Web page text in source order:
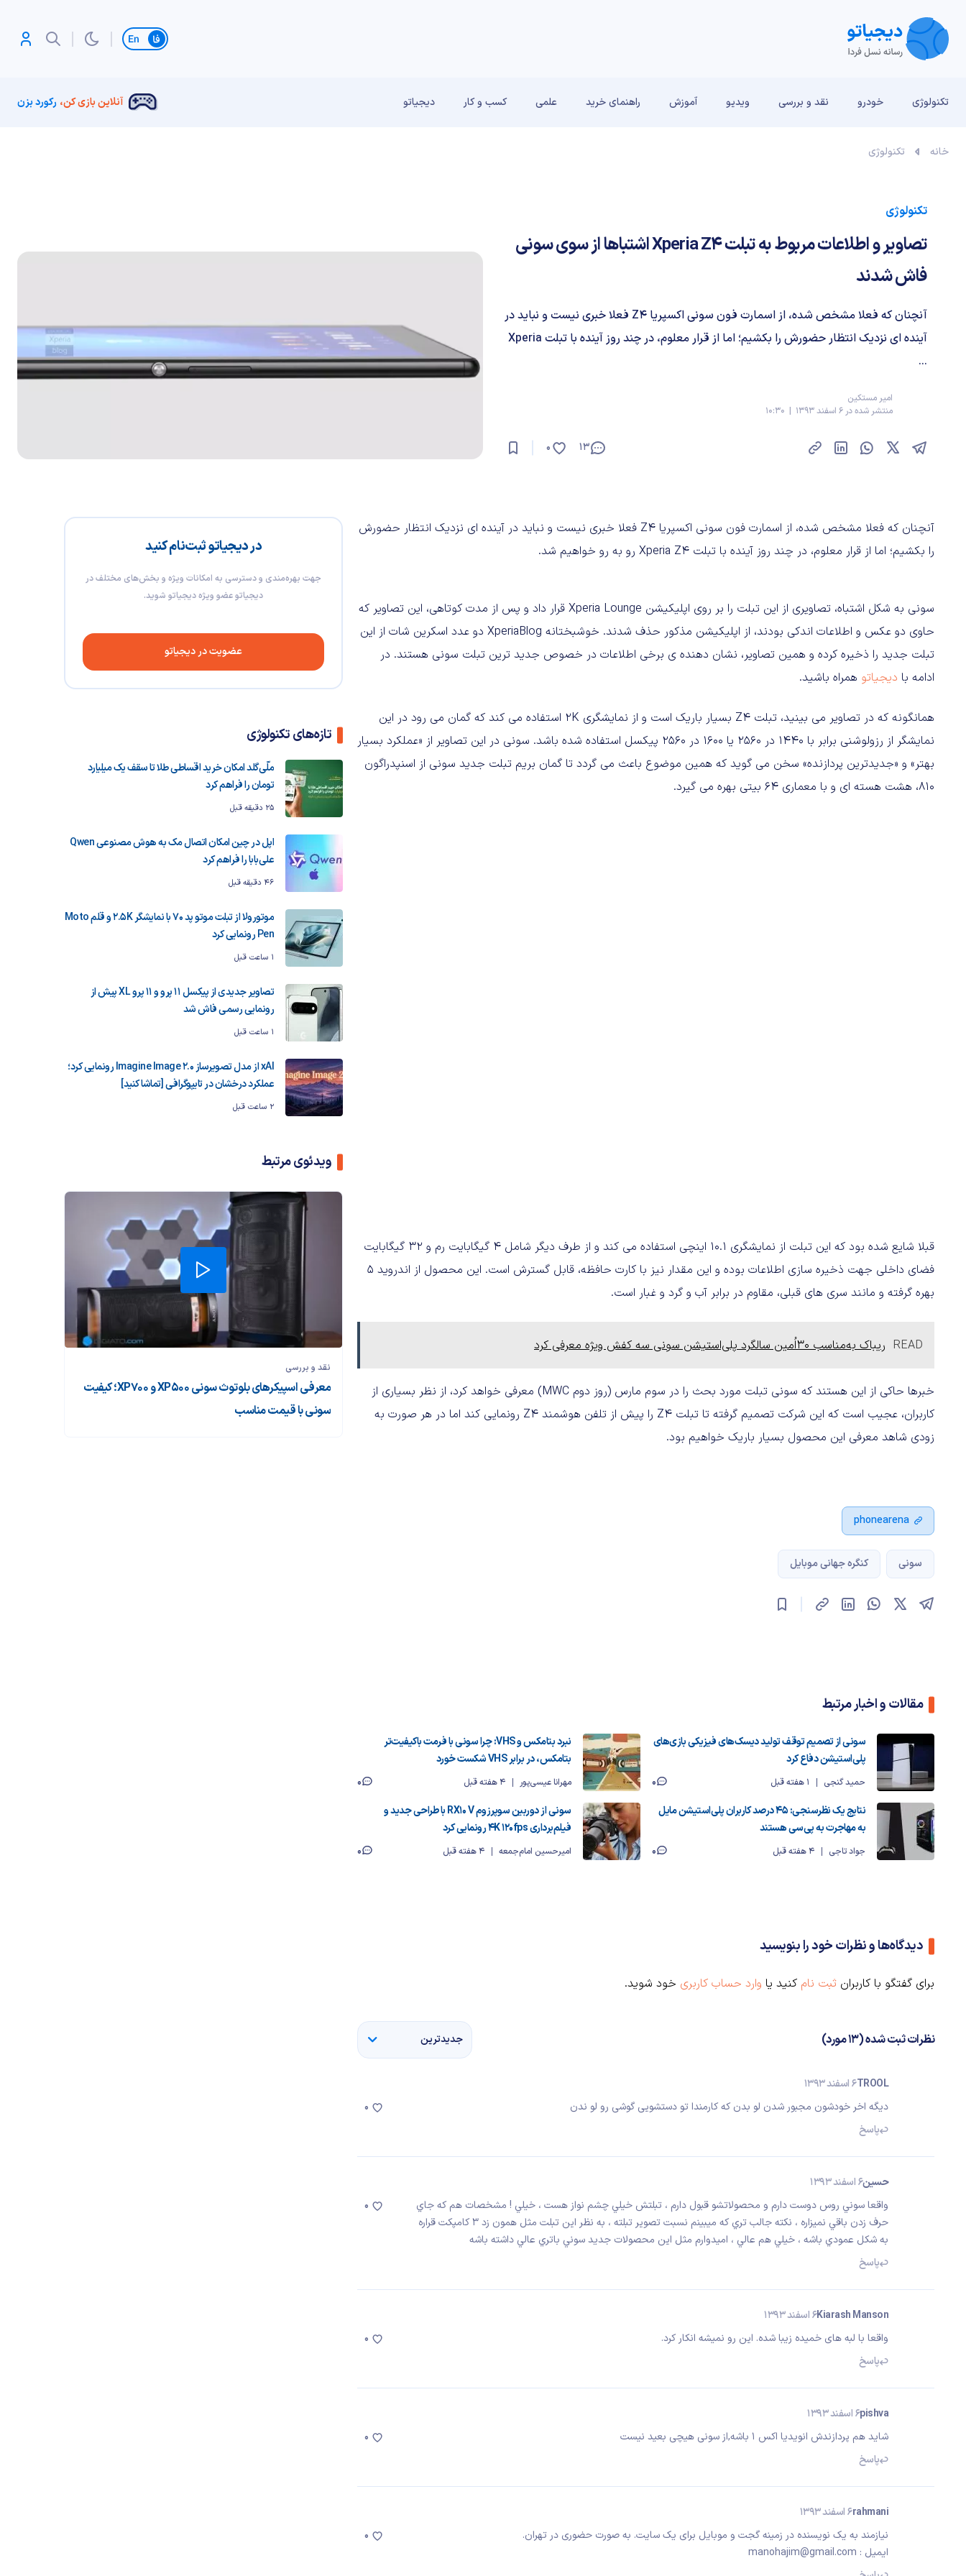
تغییر زبان
تکنولوژی خودرو نقد و بررسی‌ ویدیو آموزش راهنمای خرید علمی کسب و کار دیجیاتو آنلاین بازی کن، رکورد بزن
خانه تکنولوژی
تکنولوژی
تصاویر و اطلاعات مربوط به تبلت Xperia Z4 اشتباها از سوی سونی
فاش شدند
آنچنان که فعلا مشخص شده، از اسمارت فون سونی اکسپریا Z4 فعلا خبری نیست و نباید در
آینده ای نزدیک انتظار حضورش را بکشیم؛ اما از قرار معلوم، در چند روز آینده با تبلت Xperia
...
امیر مستکین
منتشر شده در 6 اسفند 1393 | 10:30
13
0
در دیجیاتو ثبت‌نام کنید
جهت بهره‌مندی و دسترسی به امکانات ویژه و بخش‌های مختلف در
دیجیاتو عضو ویژه دیجیاتو شوید.
عضویت در دیجیاتو
تازه‌های تکنولوژی
ملّی‌گلد امکان خرید اقساطی طلا تا سقف یک میلیارد
تومان را فراهم کرد
25 دقیقه قبل
اپل در چین امکان اتصال مک به هوش مصنوعی Qwen
علی‌بابا را فراهم کرد
46 دقیقه قبل
موتورولا از تبلت موتو پد 70 با نمایشگر 2.5K و قلم Moto
Pen رونمایی کرد
1 ساعت قبل
تصاویر جدیدی از پیکسل ۱۱ پرو و ۱۱ پرو XL پیش از
رونمایی رسمی فاش شد
1 ساعت قبل
xAI از مدل تصویرساز Imagine Image 2.0 رونمایی کرد؛
عملکرد درخشان در تایپوگرافی [تماشا کنید]
2 ساعت قبل
ویدئوی مرتبط
نقد و بررسی‌
معرفی اسپیکرهای بلوتوث سونی XP500 و XP700؛ کیفیت
سونی با قیمت مناسب
آنچنان که فعلا مشخص شده، از اسمارت فون سونی اکسپریا Z4 فعلا خبری نیست و نباید در آینده ای نزدیک انتظار حضورش
را بکشیم؛ اما از قرار معلوم، در چند روز آینده با تبلت Xperia Z4 رو به رو خواهیم شد.
سونی به شکل اشتباه، تصاویری از این تبلت را بر روی اپلیکیشن Xperia Lounge قرار داد و پس از مدت کوتاهی،‌ این تصاویر که
حاوی دو عکس و اطلاعات اندکی بودند، از اپلیکیشن مذکور حذف شدند. خوشبختانه XperiaBlog دو عدد اسکرین شات از این
تبلت جدید را ذخیره کرده و همین تصاویر، نشان دهنده ی برخی اطلاعات در خصوص جدید ترین تبلت سونی هستند. در
ادامه با دیجیاتو همراه باشید.
همانگونه که در تصاویر می بینید، تبلت Z4 بسیار باریک است و از نمایشگری 2K استفاده می کند که گمان می رود در این
نمایشگر از رزولوشنی برابر با 1440 در ۲۵۶۰ یا ۱۶۰۰ در ۲۵۶۰ پیکسل استفاده شده باشد. سونی در این تصاویر از «عملکرد بسیار
بهتر» و «جدیدترین پردازنده» سخن می گوید که همین موضوع باعث می گردد تا گمان بریم تبلت جدید سونی از اسنپدراگون
۸۱۰،‌ هشت هسته ای و با معماری ۶۴ بیتی بهره می گیرد.
قبلا شایع شده بود که این تبلت از نمایشگری ۱۰.۱ اینچی استفاده می کند و از طرف دیگر شامل ۴ گیگابایت رم و ۳۲ گیگابایت
فضای داخلی جهت ذخیره سازی اطلاعات بوده و این مقدار نیز با کارت حافظه، قابل گسترش است. این محصول از اندروید ۵
بهره گرفته و مانند سری های قبلی، مقاوم در برابر آب و گرد و غبار است.
READ ریباک به‌مناسب ۳۰اُمین سالگرد پلی‌استیشن سونی سه کفش ویژه معرفی کرد
خبرها حاکی از این هستند که سونی تبلت مورد بحث را در سوم مارس (روز دوم MWC) معرفی خواهد کرد، از نظر بسیاری از
کاربران، عجیب است که این شرکت تصمیم گرفته تا تبلت Z4 را پیش از تلفن هوشمند Z4 رونمایی کند اما در هر صورت به
زودی شاهد معرفی این محصول بسیار باریک خواهیم بود.
phonearena
سونی کنگره جهانی موبایل
مقالات و اخبار مرتبط
سونی از تصمیم توقف تولید دیسک‌های فیزیکی بازی‌های
پلی‌استیشن دفاع کرد
حمید گنجی 1 هفته قبل 0
نبرد بتامکس و VHS: چرا سونی با فرمت باکیفیت‌تر
بتامکس، در برابر VHS شکست خورد
مهرانا عیسی‌پور 4 هفته قبل
0
نتایج یک نظرسنجی: ۴۵ درصد کاربران پلی‌استیشن مایل
به مهاجرت به پی‌سی هستند
جواد تاجی 4 هفته قبل 0
سونی از دوربین سوپرزوم RX10 V با طراحی جدید و
فیلم‌برداری 4K 120fps رونمایی کرد
امیرحسین امام‌جمعه 4 هفته قبل 0
دیدگاه‌ها و نظرات خود را بنویسید
برای گفتگو با کاربران ثبت نام کنید یا وارد حساب کاربری خود شوید.
نظرات ثبت شده (13 مورد) جدیدترین
TROOL6 اسفند 1393
دیگه اخر خودشون مجبور شدن لو بدن که کارمندا تو دستشویی گوشی رو لو ندن
پاسخ
0
حسين6 اسفند 1393
واقعا سوني روس دوست دارم و محصولاتشو قبول دارم ، تبلتش خيلي چشم نواز هست ، خيلي ! مشخصات هم كه جاي
حرف زدن باقي نميزاره ، نكته جالب تري كه ميبينم نسبت تصوير تبلته ، به نظر اين تبلت مثل همون زد ٣ كامپكت قراره
به شكل عمودي باشه ، خيلي هم عالي ، اميدوارم مثل اين محصولات جديد سوني باتري عالي داشته باشه
پاسخ
0
Kiarash Manson6 اسفند 1393
واقعا با لبه های خمیده زیبا شده. این رو نمیشه انکار کرد.
پاسخ
0
pishva6 اسفند 1393
شاید هم پردازندش انویدیا اکس ١ باشه,از سونی هیچی بعید نیست
پاسخ
0
rahmani6 اسفند 1393
نیازمند به یک نویسنده در زمینه گجت و موبایل برای یک سایت. به صورت حضوری در تهران.
ایمیل : manohajim@gmail.com
0